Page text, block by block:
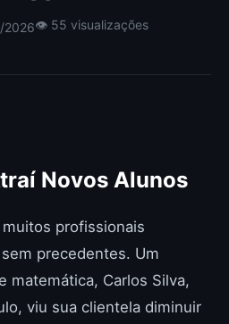
2026👁 55 visualizações
Novos Alunos
profissionais
precedentes. Um
matemática, Carlos Silva,
viu sua clientela diminuir